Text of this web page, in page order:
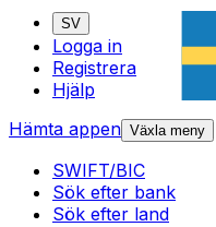
SV
Logga in
Registrera
Hjälp
Hämta appen Växla meny
SWIFT/BIC
Sök efter bank
Sök efter land